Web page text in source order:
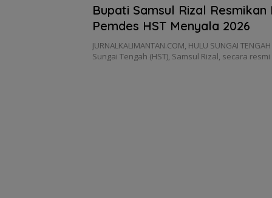
Bupati Samsul Rizal Resmikan
Pemdes HST Menyala 2026
JURNALKALIMANTAN.COM, HULU SUNGAI
Sungai Tengah (HST), Samsul Rizal, secara